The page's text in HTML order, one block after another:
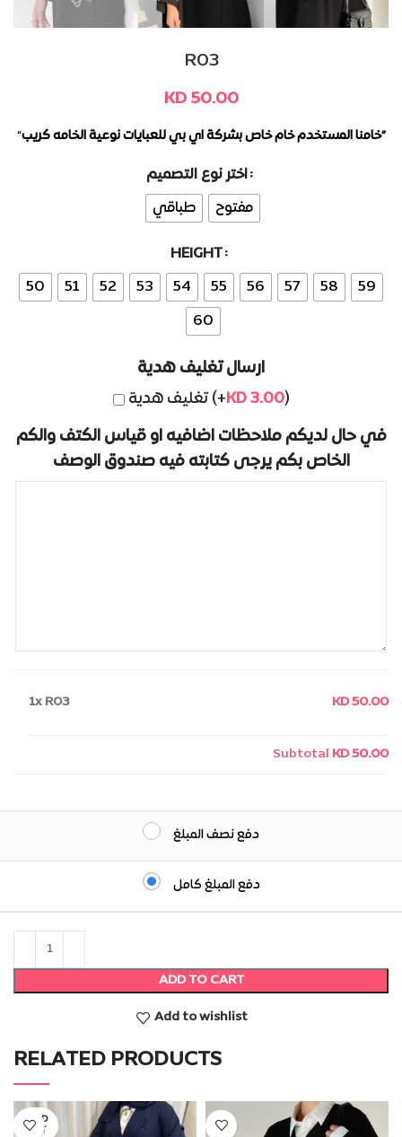
R03
KD50.00
“ خامنا المستخدم خام خاص بشركة اي بي للعبايات نوعية الخامه كريب”
اختر نوع التصميم
طباقي
مفتوح
HEIGHT
50
51 52 53 54 55 56 57 58
59
60
ارسال تغليف هدية
تغليف هدية (+KD3.00)
في حال لديكم ملاحظات اضافيه او قياس الكتف والكم
الخاص بكم يرجى كتابته فيه صندوق الوصف
1x R03 KD 50.00
Subtotal KD 50.00
دفع نصف المبلغ
دفع المبلغ كامل
ADD TO CART
Alternative:
Add to wishlist
RELATED PRODUCTS
SOLD
OUT